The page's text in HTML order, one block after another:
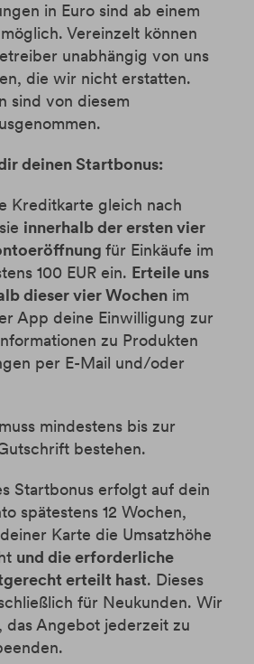
in Euro sind ab einem
Vereinzelt können
unabhängig von uns
die wir nicht erstatten.
sind von diesem
deinen Startbonus:
Kreditkarte gleich nach
innerhalb der ersten vier
für Einkäufe im
100 EUR ein. Erteile uns
dieser vier Wochen im
App deine Einwilligung zur
zu Produkten
per E-Mail und/oder
mindestens bis zur
bestehen.
Startbonus erfolgt auf dein
spätestens 12 Wochen,
Karte die Umsatzhöhe
und die erforderliche
erteilt hast. Dieses
für Neukunden. Wir
das Angebot jederzeit zu